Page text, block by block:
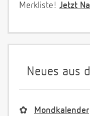
Merkliste! Jetzt
Neues aus
✿ Mondkalender